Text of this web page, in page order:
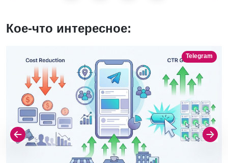
Кое-что интересное:
Telegram